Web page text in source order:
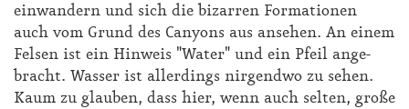
ein­wan­dern und sich die bi­zar­ren For­ma­tio­nen
auch vom Grund des Can­yons aus an­se­hen. An ei­nem
Fel­sen ist ein Hin­weis "Wa­ter" und ein Pfeil an­ge­
bracht. Was­ser ist al­ler­dings nir­gend­wo zu se­hen.
Kaum zu glau­ben, dass hier, wenn auch sel­ten, gro­ße